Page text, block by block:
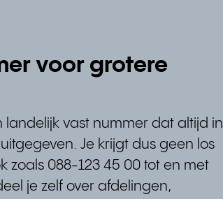
voor grotere
landelijk vast nummer dat altijd in
Je krijgt dus geen los
zoals 088-123 45 00 tot en met
je zelf over afdelingen,